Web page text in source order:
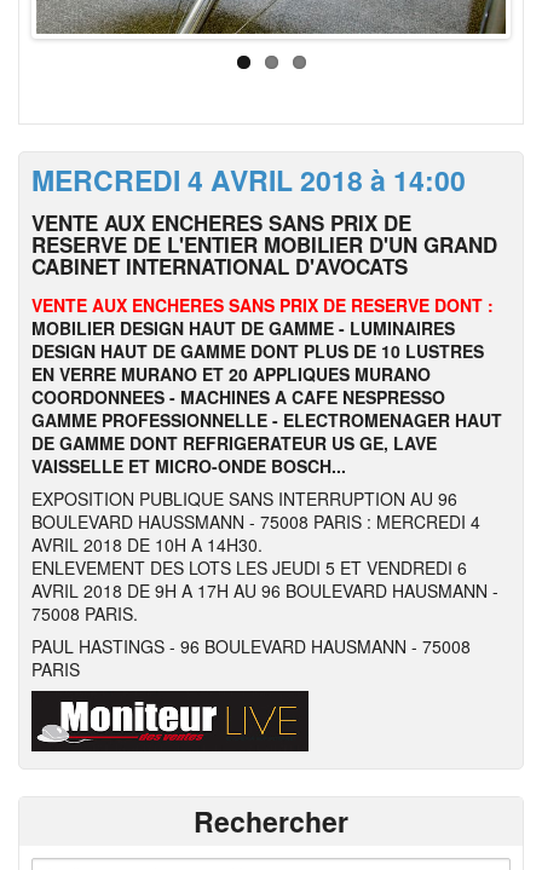
MERCREDI 4 AVRIL 2018 à 14:00
VENTE AUX ENCHERES SANS PRIX DE
RESERVE DE L'ENTIER MOBILIER D'UN GRAND
CABINET INTERNATIONAL D'AVOCATS
VENTE AUX ENCHERES SANS PRIX DE RESERVE DONT :
MOBILIER DESIGN HAUT DE GAMME - LUMINAIRES
DESIGN HAUT DE GAMME DONT PLUS DE 10 LUSTRES
EN VERRE MURANO ET 20 APPLIQUES MURANO
COORDONNEES - MACHINES A CAFE NESPRESSO
GAMME PROFESSIONNELLE - ELECTROMENAGER HAUT
DE GAMME DONT REFRIGERATEUR US GE, LAVE
VAISSELLE ET MICRO-ONDE BOSCH...
EXPOSITION PUBLIQUE SANS INTERRUPTION AU 96
BOULEVARD HAUSSMANN - 75008 PARIS : MERCREDI 4
AVRIL 2018 DE 10H A 14H30.
ENLEVEMENT DES LOTS LES JEUDI 5 ET VENDREDI 6
AVRIL 2018 DE 9H A 17H AU 96 BOULEVARD HAUSMANN -
75008 PARIS.
PAUL HASTINGS - 96 BOULEVARD HAUSMANN - 75008
PARIS
Rechercher